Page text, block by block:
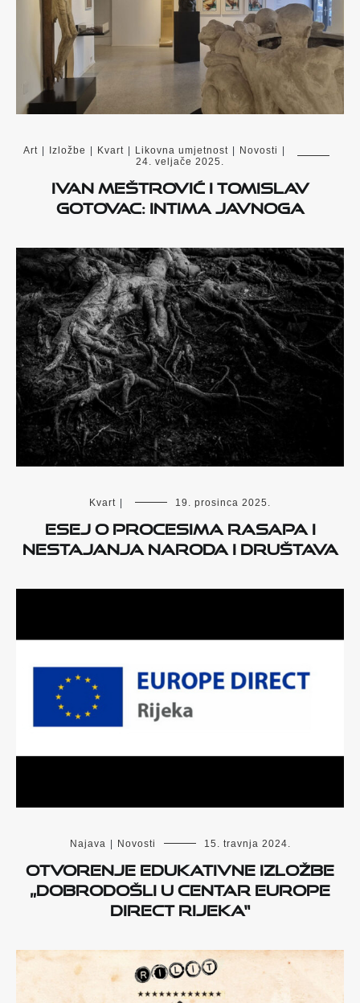
Art Izložbe Kvart Likovna umjetnost Novosti
24. veljače 2025.
Ivan Meštrović i Tomislav
Gotovac: Intima javnoga
Kvart 19. prosinca 2025.
ESEJ O PROCESIMA RASAPA I
NESTAJANJA NARODA I DRUŠTAVA
Najava Novosti 15. travnja 2024.
Otvorenje edukativne izložbe
„Dobrodošli u centar EUROPE
DIRECT Rijeka“